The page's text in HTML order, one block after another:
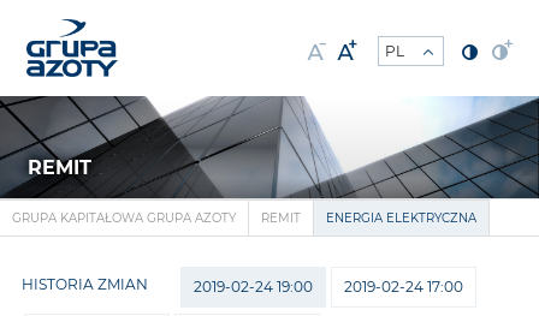
REMIT
GRUPA KAPITAŁOWA GRUPA AZOTY REMIT ENERGIA ELEKTRYCZNA
HISTORIA ZMIAN 2019-02-24 19:00 2019-02-24 17:00